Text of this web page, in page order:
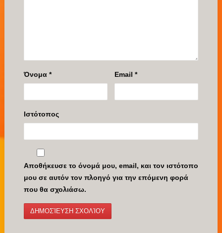
Όνομα * Email*
Ιστότοπος
Αποθήκευσε το όνομά μου, email, και τον ιστότοπο
μου σε αυτόν τον πλοηγό για την επόμενη φορά
που θα σχολιάσω.